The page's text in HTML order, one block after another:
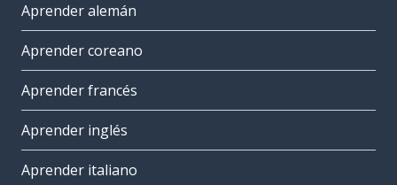
Aprender alemán
Aprender coreano
Aprender francés
Aprender inglés
Aprender italiano